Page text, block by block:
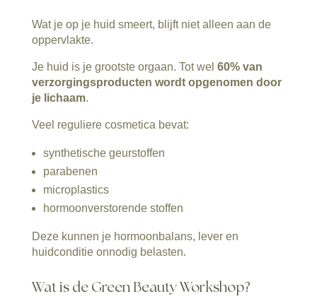
Wat je op je huid smeert, blijft niet alleen aan de
oppervlakte.
Je huid is je grootste orgaan. Tot wel 60% van
verzorgingsproducten wordt opgenomen door
je lichaam.
Veel reguliere cosmetica bevat:
synthetische geurstoffen
parabenen
microplastics
hormoonverstorende stoffen
Deze kunnen je hormoonbalans, lever en
huidconditie onnodig belasten.
Wat is de Green Beauty Workshop?